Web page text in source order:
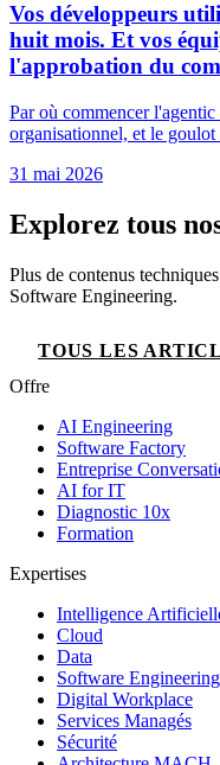
Vos développeurs
huit mois. Et vos
l'approbation du
Par où commencer
organisationnel, et le
31 mai 2026
Explorez tous
Plus de contenus
Software Engineering.
TOUS LES
Offre
AI Engineering
Software Factory
Entreprise
AI for IT
Diagnostic 10x
Formation
Expertises
Intelligence
Cloud
Data
Software Engineering
Digital Workplace
Services Managés
Sécurité